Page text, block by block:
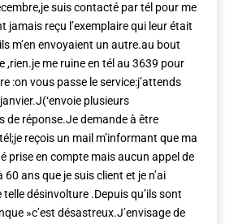
suis contacté par tél pour me
jamais reçu l’exemplaire qui leur était
m’en envoyaient un autre.au bout
,rien.je me ruine en tél au 3639 pour
:on vous passe le service:j’attends
plusieurs
de réponse.Je demande à être
reçois un mail m’informant que ma
prise en compte mais aucun appel de
60 ans que je suis client et je n’ai
telle désinvolture .Depuis qu’ils sont
»c’est désastreux.J’envisage de